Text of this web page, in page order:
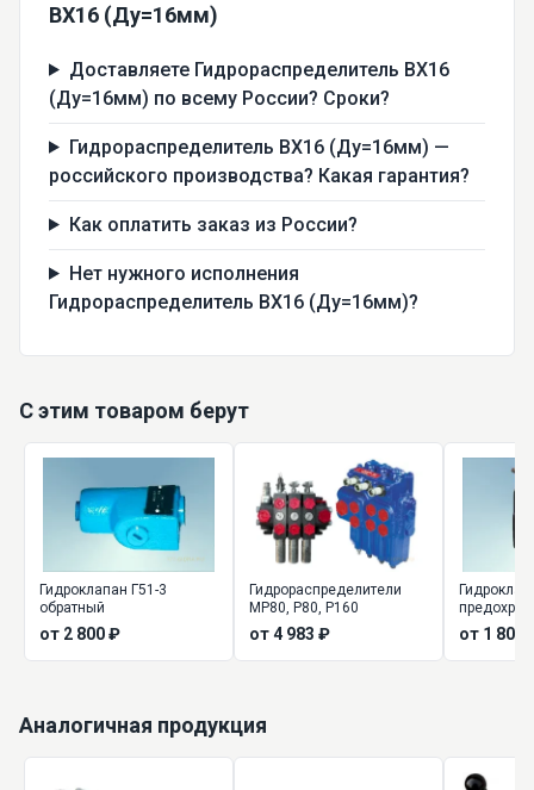
ВХ16 (Ду=16мм)
Доставляете Гидрораспределитель ВХ16
(Ду=16мм) по всему России? Сроки?
Гидрораспределитель ВХ16 (Ду=16мм) —
российского производства? Какая гарантия?
Как оплатить заказ из России?
Нет нужного исполнения
Гидрораспределитель ВХ16 (Ду=16мм)?
С этим товаром берут
Гидроклапан Г51-3
обратный
от 2 800 ₽
Гидрораспределители
МР80, Р80, Р160
от 4 983 ₽ от 1 800
Аналогичная продукция